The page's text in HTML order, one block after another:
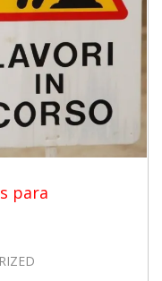
para